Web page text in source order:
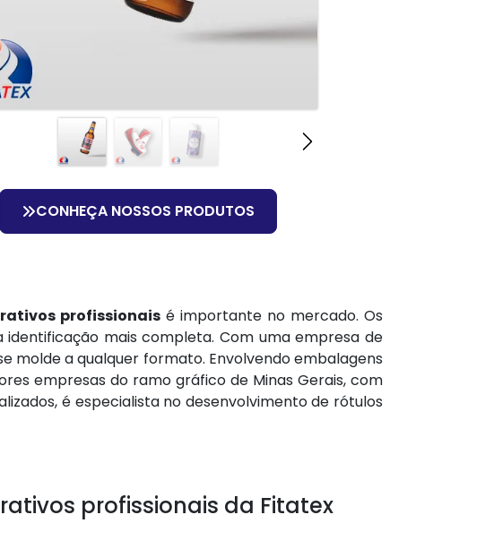
CONHEÇA NOSSOS PRODUTOS
profissionaisé importante no mercado. Os
mais completa. Com uma empresa de
molde a qualquer formato. Envolvendo embalagens
empresas do ramo gráfico de Minas Gerais, com
é especialista no desenvolvimento de rótulos
profissionais da Fitatex